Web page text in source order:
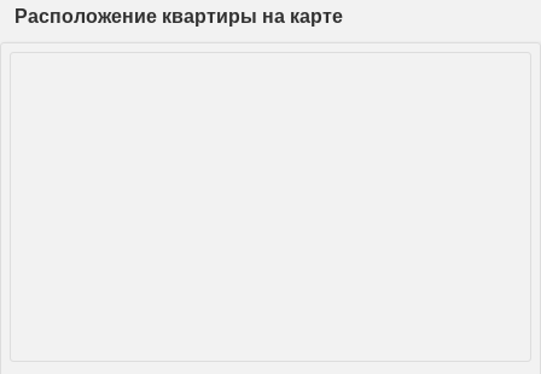
Расположение квартиры на карте